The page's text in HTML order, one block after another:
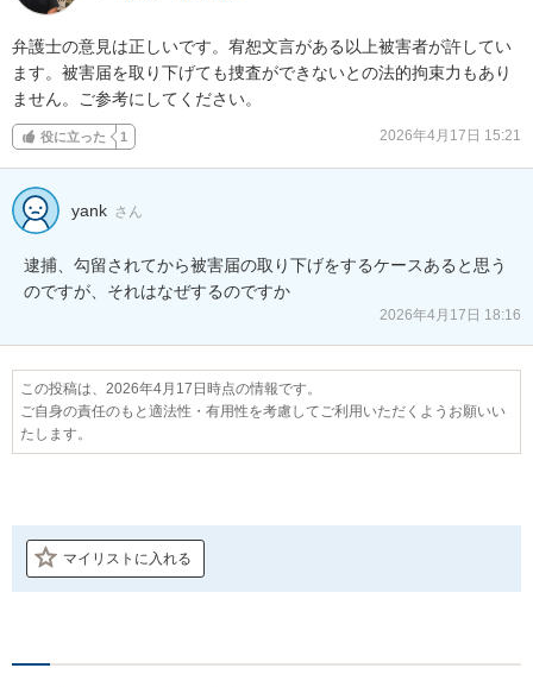
弁護士の意見は正しいです。宥恕文言がある以上被害者が許してい
ます。被害届を取り下げても捜査ができないとの法的拘束力もあり
ません。ご参考にしてください。
役に立った 1 2026年4月17日 15:21
yank さん
逮捕、勾留されてから被害届の取り下げをするケースあると思う
のですが、それはなぜするのですか
2026年4月17日 18:16
この投稿は、2026年4月17日時点の情報です。
ご自身の責任のもと適法性・有用性を考慮してご利用いただくようお願いい
たします。
マイリストに入れる